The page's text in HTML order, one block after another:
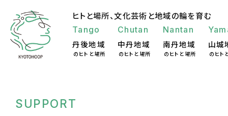
ヒトと場所、文化芸術と地域の輪を育む
Tango
丹後地域
のヒトと場所
Chutan
中丹地域
のヒトと場所
Nantan
南丹地域
のヒトと場所
山城
のヒト
SUPPORT